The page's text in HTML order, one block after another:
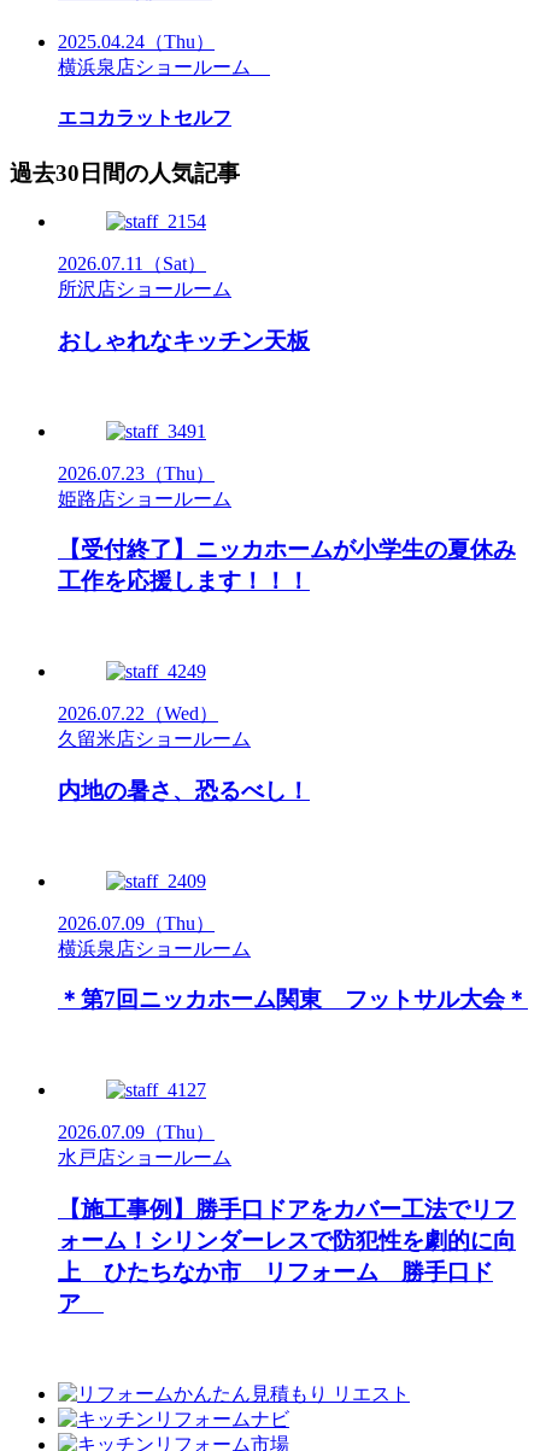
2025.04.24 （Thu）
横浜泉店ショールーム
エコカラットセルフ
過去30日間の人気記事
2026.07.11
（Sat）
所沢店ショールーム
おしゃれなキッチン天板
2026.07.23 （Thu）
姫路店ショールーム
【受付終了】ニッカホームが小学生の夏休み
工作を応援します！！！
2026.07.22 （Wed）
久留米店ショールーム
内地の暑さ、恐るべし！
2026.07.09 （Thu）
横浜泉店ショールーム
＊第7回ニッカホーム関東 フットサル大会＊
2026.07.09 （Thu）
水戸店ショールーム
【施工事例】勝手口ドアをカバー工法でリフ
ォーム！シリンダーレスで防犯性を劇的に向
上 ひたちなか市 リフォーム 勝手口ド
ア